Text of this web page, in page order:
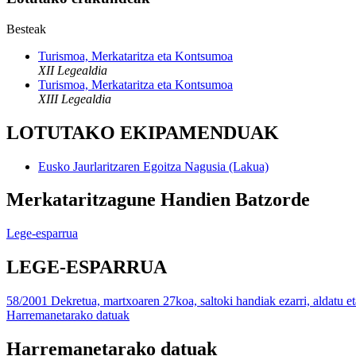
Besteak
Turismoa, Merkataritza eta Kontsumoa
XII Legealdia
Turismoa, Merkataritza eta Kontsumoa
XIII Legealdia
LOTUTAKO EKIPAMENDUAK
Eusko Jaurlaritzaren Egoitza Nagusia (Lakua)
Merkataritzagune Handien Batzorde
Lege-esparrua
LEGE-ESPARRUA
58/2001 Dekretua, martxoaren 27koa, saltoki handiak ezarri, aldatu
Harremanetarako datuak
Harremanetarako datuak